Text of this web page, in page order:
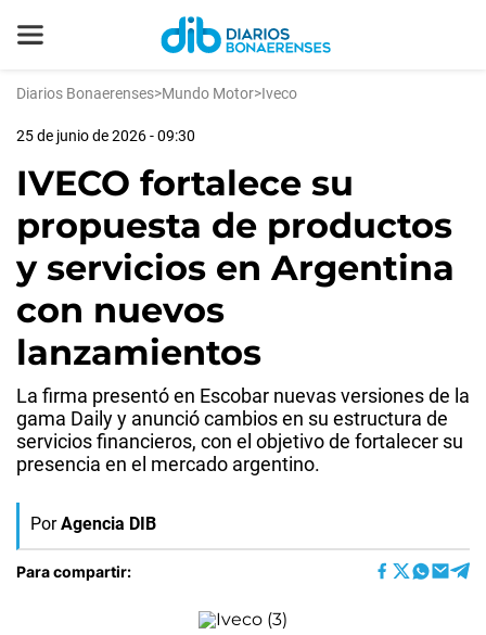
Diarios Bonaerenses>Mundo Motor>Iveco
25 de junio de 2026 - 09:30
IVECO fortalece su
propuesta de productos
y servicios en Argentina
con nuevos
lanzamientos
La firma presentó en Escobar nuevas versiones de la
gama Daily y anunció cambios en su estructura de
servicios financieros, con el objetivo de fortalecer su
presencia en el mercado argentino.
Por Agencia DIB
Para compartir: